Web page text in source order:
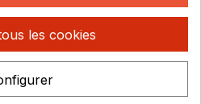
les cookies